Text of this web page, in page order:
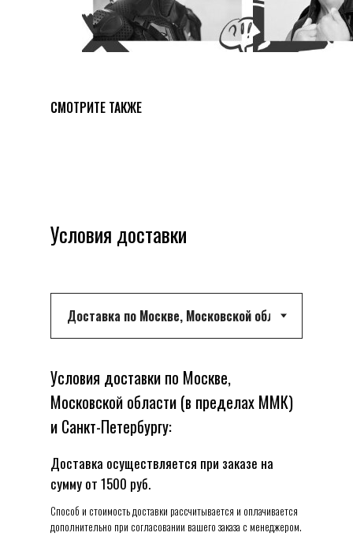
СМОТРИТЕ ТАКЖЕ
Условия доставки
Условия доставки по Москве,
Московской области (в пределах ММК)
и Санкт-Петербургу:
Способ и стоимость доставки рассчитывается и оплачивается
дополнительно при согласовании вашего заказа с менеджером.
Доставка осуществляется при заказе на
сумму от 1500 руб.